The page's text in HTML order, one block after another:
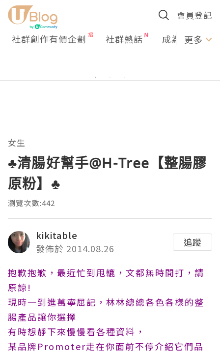
會員登記
社群創作有價企劃 社群熱話 成為U更多
女生
♣清腸好幫手@H-Tree【整腸膠
原粉】♣
瀏覽次數:442
kikitable
發佈於 2014.08.26
追蹤
抱歉抱歉，最近忙到甩轆，文都無時間打，請
原諒!
現時一到進萬寧屈記，林林總總各色各樣的整
腸產品讓你選擇
有時想靜下來慢慢看各種資料，
某品牌Promoter走在你面前不停介紹它們品